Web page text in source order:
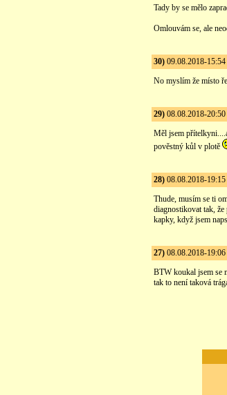
Tady by se mělo
Omlouvám se, ale
30) 09.08.2018-
No myslím že místo
29) 08.08.2018-
Měl jsem
pověstný kůl v plotě
28) 08.08.2018-
Thude, musím se ti
diagnostikovat tak,
kapky, když jsem
27) 08.08.2018-
BTW koukal jsem se
tak to není taková